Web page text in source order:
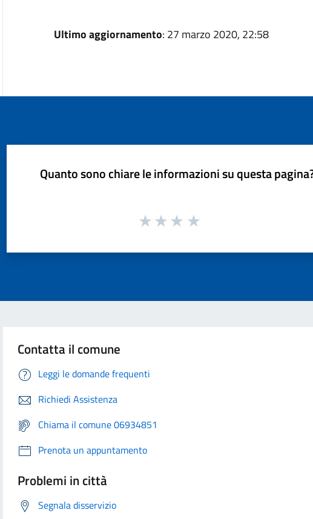
Ultimo aggiornamento: 27 marzo 2020, 22:58
Quanto sono chiare le informazioni su questa
Contatta il comune
Leggi le domande frequenti
Richiedi Assistenza
Chiama il comune 06934851
Prenota un appuntamento
Problemi in città
Segnala disservizio